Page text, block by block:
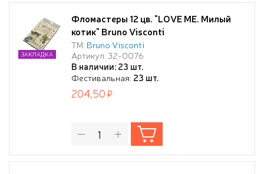
Фломастеры 12 цв. "LOVE ME. Милый
котик" Bruno Visconti
ТМ: Bruno Visconti
Артикул: 32-0076
В наличии: 23 шт.
Фестивальная: 23 шт.
ЗАКЛАДКА
204,50